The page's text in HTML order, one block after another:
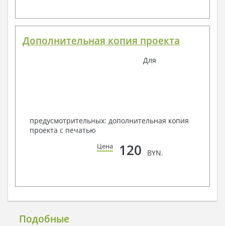
Дополнительная копия проекта
Для
предусмотрительных: дополнительная копия
проекта с печатью
Цена 120 BYN.
Подобные